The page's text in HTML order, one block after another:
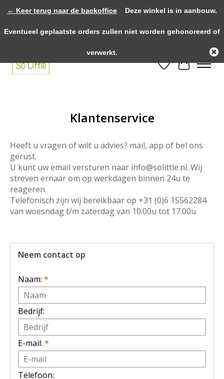
vanaf €75,- binnen NL! >>>> Fysieke winkel in Heythuysen!
Verlanglijst
Klantenservice
Heeft u vragen of wilt u advies? mail, app of bel ons
gerust.
U kunt uw email versturen naar info@solittle.nl. Wij
streven ernaar om op werkdagen binnen 24u te
reageren.
Telefonisch zijn wij bereikbaar op +31 (0)6 15562284
van woesndag t/m zaterdag van 10.00u tot 17.00u
Neem contact op
Naam: *
Bedrijf:
E-mail: *
Telefoon:
← Keer terug naar de backoffice Deze winkel is in aanbouw.
Eventueel geplaatste orders zullen niet worden gehonoreerd of
verwerkt.